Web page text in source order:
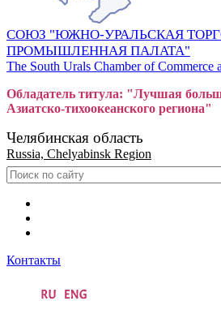
СОЮЗ "ЮЖНО-УРАЛЬСКАЯ
ПРОМЫШЛЕННАЯ ПАЛАТА"
The South Urals Chamber of Commerce
Обладатель титула: "Лучшая
Азиатско-тихоокеанского региона"
Челябинская область
Russia, Chelyabinsk Region
Контакты